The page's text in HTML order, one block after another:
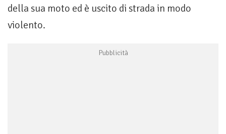
della sua moto ed è uscito di strada in modo
violento.